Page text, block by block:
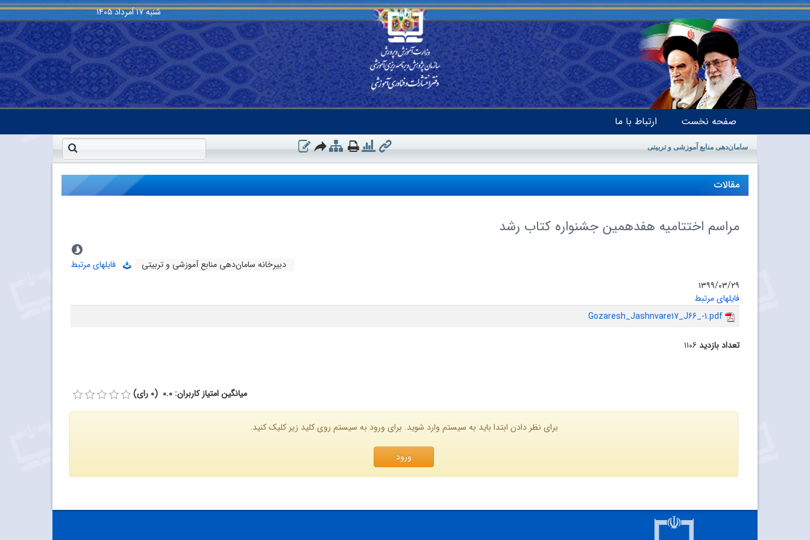
شنبه۱۷ اَمرداد ۱۴۰۵
صفحه نخست ارتباط با ما
سامان‌دهی منابع آموزشی و تربیتی
مقالات
مراسم اختتامیه هفدهمین جشنواره کتاب رشد
دبیرخانه سامان‌دهی منابع آموزشی و تربیتی
فایلهای مرتبط
۱۳۹۹/۰۳/۲۹
فایلهای مرتبط
Gozaresh_Jashnvare17_J66_-1.pdf
تعداد بازدید۱۱۰۶
میانگین امتیاز کاربران: 0.0 (0 رای)
برای نظر دادن ابتدا باید به سیستم وارد شوید. برای ورود به سیستم روی کلید زیر کلیک کنید.
ورود